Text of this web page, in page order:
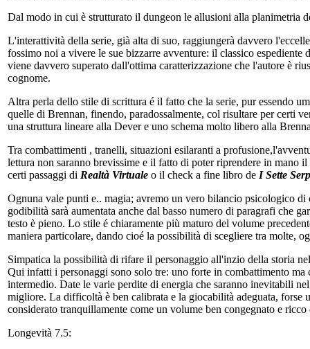
Dal modo in cui è strutturato il dungeon le allusioni alla
L'interattività della serie, già alta di suo, raggiungerà davvero
fossimo noi a vivere le sue bizzarre avventure: il classico
viene davvero superato dall'ottima caratterizzazione che l'autore è
cognome.
Altra perla dello stile di scrittura é il fatto che la serie, pur essendo
quelle di Brennan, finendo, paradossalmente, col risultare per certi
una struttura lineare alla Dever e uno schema molto libero alla
Tra combattimenti , tranelli, situazioni esilaranti a
lettura non saranno brevissime e il fatto di poter riprendere in
certi passaggi di Realtà Virtuale o il check a fine libro de I Sette
Ognuna vale punti e.. magia; avremo un vero bilancio psicologico
godibilità sarà aumentata anche dal basso numero di paragrafi che
testo è pieno. Lo stile é chiaramente più maturo del volume
maniera particolare, dando cioé la possibilità di scegliere tra molte,
Simpatica la possibilità di rifare il personaggio all'inzio della storia
Qui infatti i personaggi sono solo tre: uno forte in combattimento
intermedio. Date le varie perdite di energia che saranno inevitabili
migliore. La difficoltà è ben calibrata e la giocabilità adeguata,
considerato tranquillamente come un volume ben congegnato e
Longevità 7.5: